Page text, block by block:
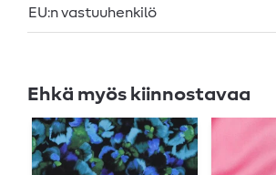
EU:n vastuuhenkilö
Ehkä myös kiinnostavaa